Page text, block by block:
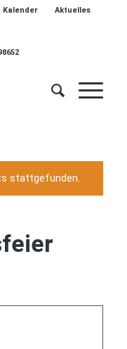
Kalender Aktuelles
stattgefunden.